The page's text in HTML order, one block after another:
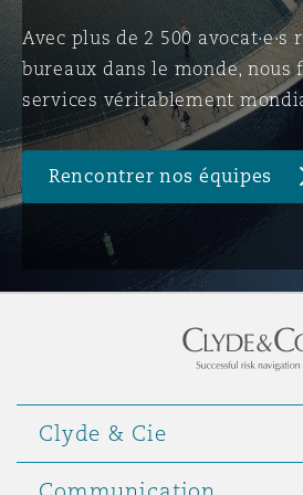
Avec plus de 2 500 avocat·e·s
bureaux dans le monde, nous
services véritablement
Rencontrer nos équipes
Clyde & Cie